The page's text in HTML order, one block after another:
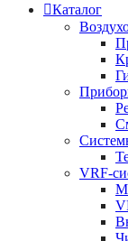
Каталог
VRF-